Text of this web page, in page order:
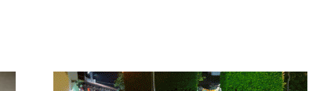
Marmor